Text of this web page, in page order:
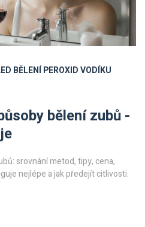
BĚLENÍPEROXID VODÍKU
bělení zubů -
srovnání metod, tipy, cena,
nejlépe a jak předejít citlivosti.